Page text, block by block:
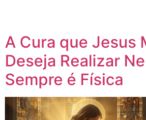
A Cura que Jesus
Deseja Realizar
Sempre é Física